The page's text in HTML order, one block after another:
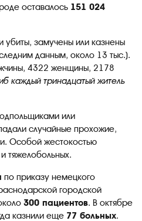
оставалось 151 024
убиты, замучены или казнены
данным, около 13 тыс.).
4322 женщины, 2178
каждый тринадцатый житель
или
случайные прохожие,
Особой жестокостью
тяжелобольных.
по приказу немецкого
городской
300 пациентов. В октябре
казнили еще 77 больных.